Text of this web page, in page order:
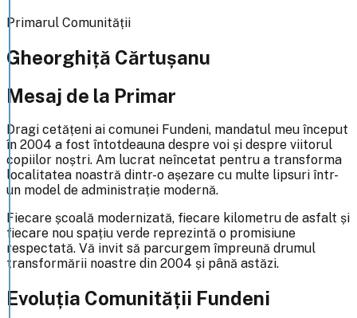
Primarul Comunității
Gheorghiță Cărtușanu
Mesaj de la Primar
Dragi cetățeni ai comunei Fundeni, mandatul meu început
în 2004 a fost întotdeauna despre voi și despre viitorul
copiilor noștri. Am lucrat neîncetat pentru a transforma
localitatea noastră dintr-o așezare cu multe lipsuri într-
un model de administrație modernă.
Fiecare școală modernizată, fiecare kilometru de asfalt și
fiecare nou spațiu verde reprezintă o promisiune
respectată. Vă invit să parcurgem împreună drumul
transformării noastre din 2004 și până astăzi.
Evoluția Comunității Fundeni